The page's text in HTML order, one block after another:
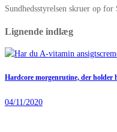
Sundhedsstyrelsen skruer op for
Lignende indlæg
Hardcore morgenrutine, der
04/11/2020